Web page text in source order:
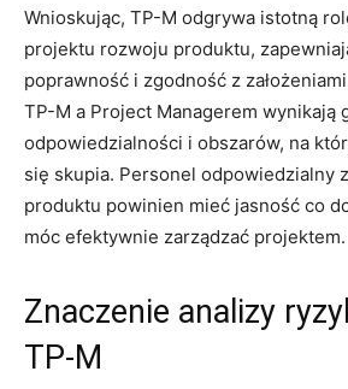
Wnioskując, TP-M ⁣odgrywa istotną
⁢projektu rozwoju produktu,
poprawność i⁣ zgodność z
TP-M a Project‍ Managerem wynikają
odpowiedzialności i ​obszarów, na⁢
się skupia. Personel‍ odpowiedzialny
produktu powinien mieć jasność co
móc​ efektywnie zarządzać‍ projektem.
Znaczenie⁤ analizy
⁣TP-M